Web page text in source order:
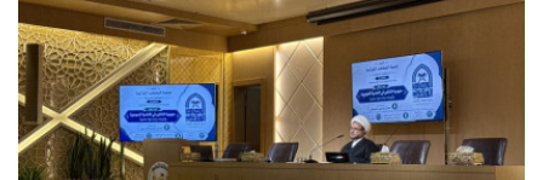
واحة المرأة